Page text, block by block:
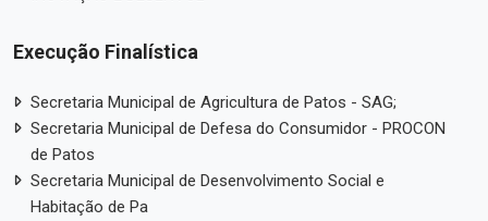
Execução Finalística
Secretaria Municipal de Agricultura de Patos - SAG;
Secretaria Municipal de Defesa do Consumidor - PROCON
de Patos
Secretaria Municipal de Desenvolvimento Social e
Habitação de Pa